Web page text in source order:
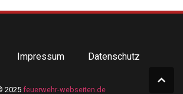
Impressum Datenschutz
2025 feuerwehr-webseiten.de